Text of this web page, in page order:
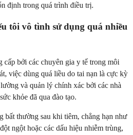
định trong quá trình điều trị.
tôi vô tình sử dụng quá nhiều
bởi các chuyên gia y tế trong môi
việc dùng quá liều do tai nạn là cực kỳ
và quản lý chính xác bởi các nhà
khỏe đã qua đào tạo.
bất thường sau khi tiêm, chẳng hạn như
ngột hoặc các dấu hiệu nhiễm trùng,